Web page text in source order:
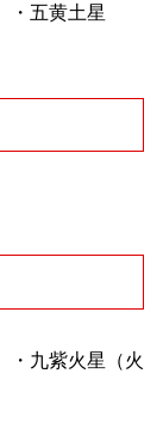
・五黄土星
・九紫火星（火